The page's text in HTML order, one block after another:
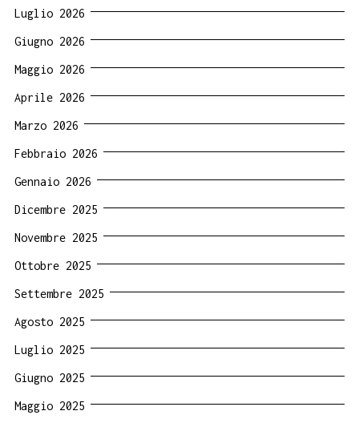
Luglio 2026
Giugno 2026
Maggio 2026
Aprile 2026
Marzo 2026
Febbraio 2026
Gennaio 2026
Dicembre 2025
Novembre 2025
Ottobre 2025
Settembre 2025
Agosto 2025
Luglio 2025
Giugno 2025
Maggio 2025